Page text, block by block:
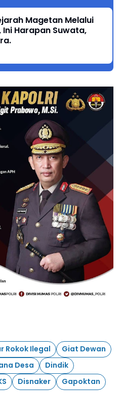
Magetan Melalui
Ini Harapan Suwata,
Rokok Ilegal
Giat Dewan
Desa
Dindik
Disnaker
Gapoktan